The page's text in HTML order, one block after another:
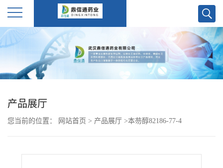
公
产品展厅
您当前的位置： 网站首页 > 产品展厅 >本芴醇82186-77-4